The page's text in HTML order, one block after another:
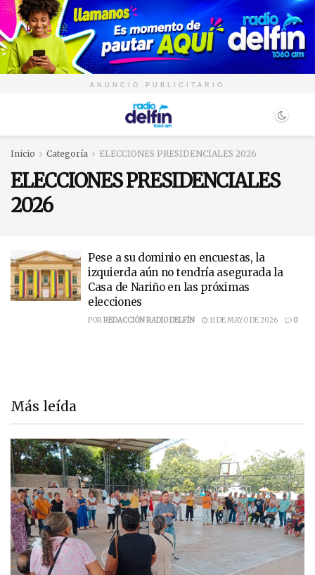
ANUNCIO PUBLICITARIO
Inicio Categoría ELECCIONES PRESIDENCIALES 2026
ELECCIONES PRESIDENCIALES
2026
Pese a su dominio en encuestas, la
izquierda aún no tendría asegurada la
Casa de Nariño en las próximas
elecciones
PORREDACCIÓN RADIO DELFÍN 11 DE MAYO DE 2026 0
Más leída